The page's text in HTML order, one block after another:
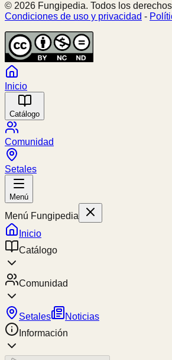
© 2026 Fungipedia. Todos los
Condiciones de uso y privacidad -
Inicio
Catálogo
Comunidad
Setales
Menú
Menú Fungipedia
Inicio
Catálogo
Comunidad
Setales
Noticias
Información